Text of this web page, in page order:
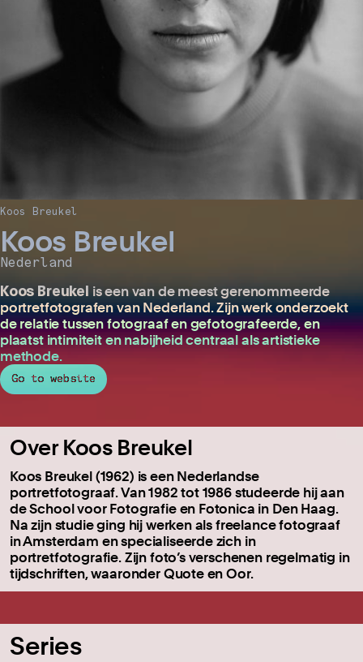
Koos Breukel
Nederland
Koos Breukelis een van de meest gerenommeerde
portretfotografen van Nederland. Zijn werk onderzoekt
de relatie tussen fotograaf en gefotografeerde, en
plaatst intimiteit en nabijheid centraal als artistieke
methode.
Go to website
Koos Breukel
Over Koos Breukel
Koos Breukel (1962) is een Nederlandse
portretfotograaf. Van 1982 tot 1986 studeerde hij aan
de School voor Fotografie en Fotonica in Den Haag.
Na zijn studie ging hij werken als freelance fotograaf
in Amsterdam en specialiseerde zich in
portretfotografie. Zijn foto’s verschenen regelmatig in
tijdschriften, waaronder Quote en Oor.
Series